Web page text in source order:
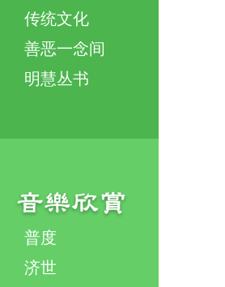
传统文化
善恶一念间
明慧丛书
普度
济世